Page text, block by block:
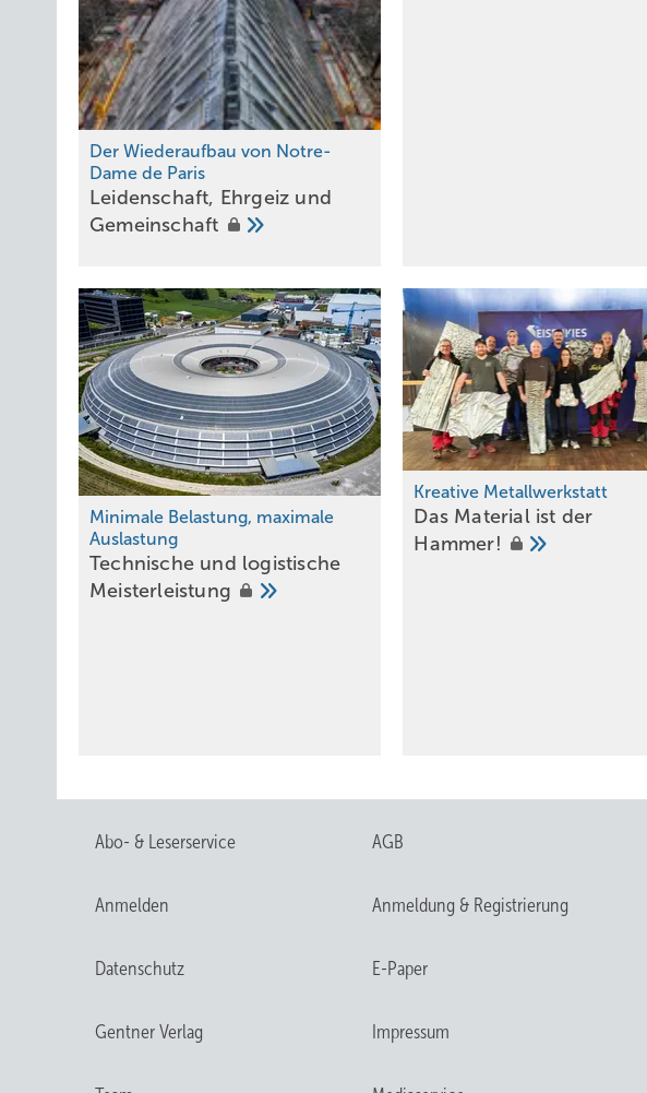
Der Wiederaufbau von Notre-
Dame de Paris
L eidens c haft, Ehrgeiz und
Gemeinschaft
Minimale Belastung, maximale
Auslastung
Technische und logistische
Meisterleistung
Kreative Metallwerkstatt
Das Material ist der
Hammer!
Abo- & Leserservice AGB
Anmelden Anmeldung & Registrierung
Datenschutz E-Paper
Gentner Verlag Impressum